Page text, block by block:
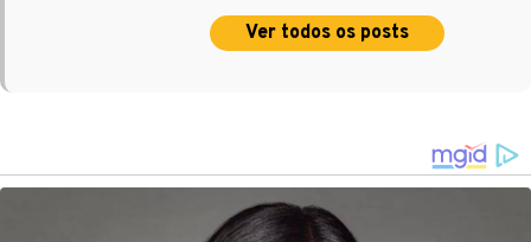
Ver todos os posts